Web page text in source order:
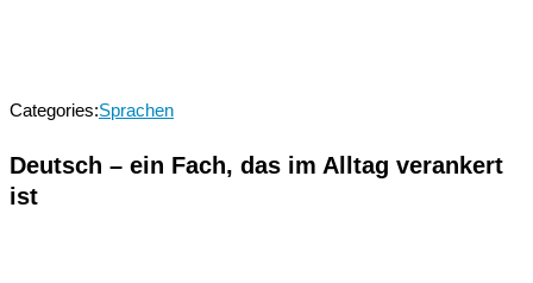
Categories:Sprachen
Deutsch – ein Fach, das im Alltag verankert
ist